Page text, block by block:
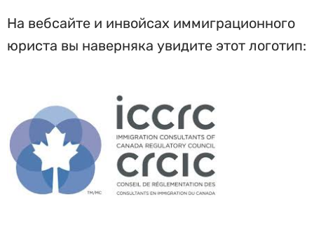
На вебсайте и инвойсах иммиграционного
юриста вы наверняка увидите этот логотип: